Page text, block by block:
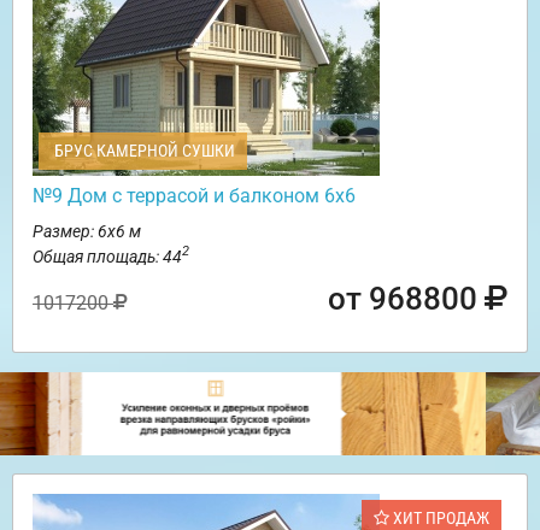
БРУС КАМЕРНОЙ СУШКИ
№9 Дом с террасой и балконом 6х6
Размер: 6х6 м
Общая площадь: 442
1017200 от 968800
ХИТ ПРОДАЖ